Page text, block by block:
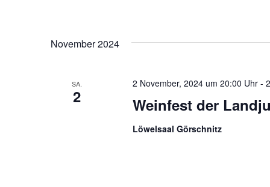
November 2024
SA.
2 Weinfest der
2 November, 2024 um 20:00 Uhr-
Löwelsaal Görschnitz